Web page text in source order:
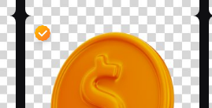
D